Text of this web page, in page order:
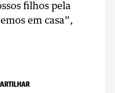
filhos pela
em casa”,